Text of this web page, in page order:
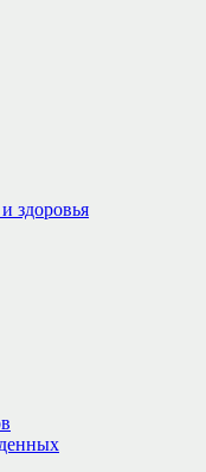
здоровья